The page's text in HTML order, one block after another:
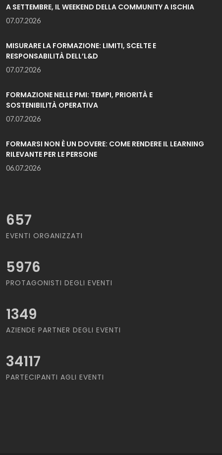
A SETTEMBRE, IL WEEKEND DELLA COMMUNITY A ISCHIA
07.07.2026
MISURARE LA FORMAZIONE: LIMITI, SCELTE E
RESPONSABILITÀ DELL’L&D
07.07.2026
FORMAZIONE NELLE PMI: TEMPI, PRIORITÀ E
SOSTENIBILITÀ OPERATIVA
07.07.2026
FORMARSI NON È UN DOVERE: COME RENDERE IL LEARNING
RILEVANTE PER LE PERSONE
06.07.2026
657
EVENTI ORGANIZZATI
5976
PROTAGONISTI DEGLI EVENTI
1349
AZIENDE PARTNER DEGLI EVENTI
34117
PARTECIPANTI AGLI EVENTI